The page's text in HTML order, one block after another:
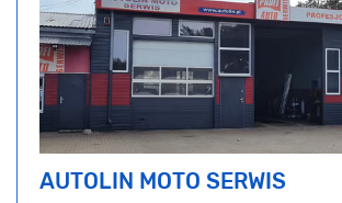
AUTOLIN MOTO SERWIS